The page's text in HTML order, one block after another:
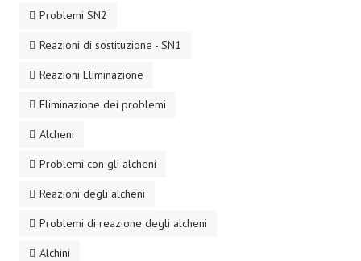
Problemi SN2
Reazioni di sostituzione - SN1
Reazioni Eliminazione
Eliminazione dei problemi
Alcheni
Problemi con gli alcheni
Reazioni degli alcheni
Problemi di reazione degli alcheni
Alchini